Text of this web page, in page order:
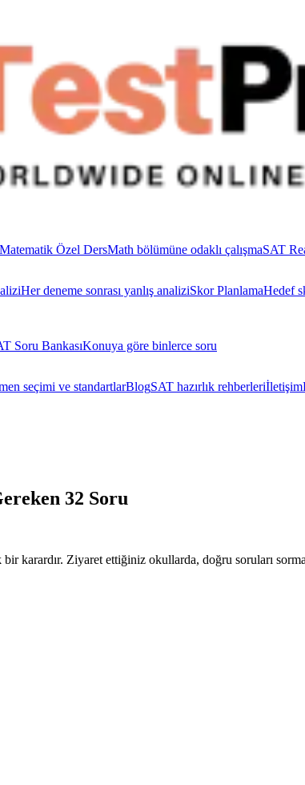
Özel DersMath bölümüne odaklı çalışmaSAT
Her deneme sonrası yanlış analiziSkor PlanlamaHedef
Soru BankasıKonuya göre binlerce soru
seçimi ve standartlarBlogSAT hazırlık rehberleriİletişim
32 Soru
karardır. Ziyaret ettiğiniz okullarda, doğru soruları